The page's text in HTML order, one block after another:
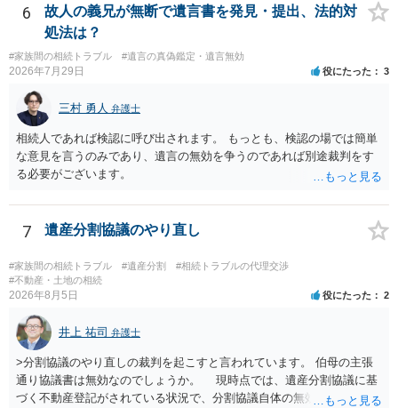
には変わりがありません。 なかなか対応に難しい案件であり、公開の
場でアドバイスを行うのも限界があるように思われますので、資料等
を持参のうえ個別に弁護士に相談されることをお勧めします。
6
故人の義兄が無断で遺言書を発見・提出、法的対
処法は？
#家族間の相続トラブル #遺言の真偽鑑定・遺言無効
2026年7月29日 役にたった 3
三村 勇人 弁護士
相続人であれば検認に呼び出されます。 もっとも、検認の場では簡単
な意見を言うのみであり、遺言の無効を争うのであれば別途裁判をす
る必要がございます。
7 遺産分割協議のやり直し
#家族間の相続トラブル #遺産分割
#相続トラブルの代理交渉
#不動産・土地の相続
2026年8月5日 役にたった 2
井上 祐司 弁護士
>分割協議のやり直しの裁判を起こすと言われています。 伯母の主張
通り協議書は無効なのでしょうか。 現時点では、遺産分割協議に基
づく不動産登記がされている状況で、分割協議自体の無効を裁判所が